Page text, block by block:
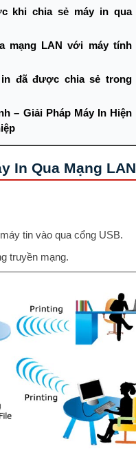
khi chia sẻ máy in qua
mạng LAN với máy tính
in đã được chia sẻ trong
– Giải Pháp Máy In Hiện
In Qua Mạng LAN
tin vào qua cổng USB.
truyền mạng.